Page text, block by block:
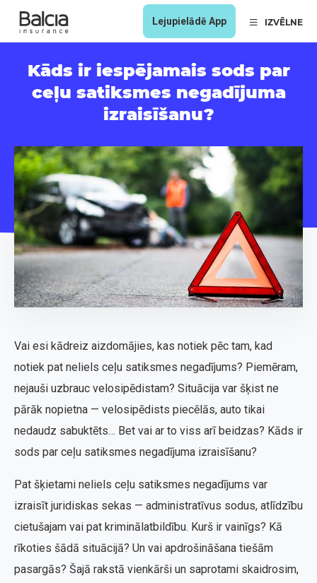
Lejupielādē App IZVĒLNE
Kāds ir iespējamais sods par
ceļu satiksmes negadījuma
izraisīšanu?
Vai esi kādreiz aizdomājies, kas notiek pēc tam, kad
notiek pat neliels ceļu satiksmes negadījums? Piemēram,
nejauši uzbrauc velosipēdistam? Situācija var šķist ne
pārāk nopietna — velosipēdists piecēlās, auto tikai
nedaudz sabuktēts… Bet vai ar to viss arī beidzas? Kāds ir
sods par ceļu satiksmes negadījuma izraisīšanu?
Pat šķietami neliels ceļu satiksmes negadījums var
izraisīt juridiskas sekas — administratīvus sodus, atlīdzību
cietušajam vai pat kriminālatbildību. Kurš ir vainīgs? Kā
rīkoties šādā situācijā? Un vai apdrošināšana tiešām
pasargās? Šajā rakstā vienkārši un saprotami skaidrosim,